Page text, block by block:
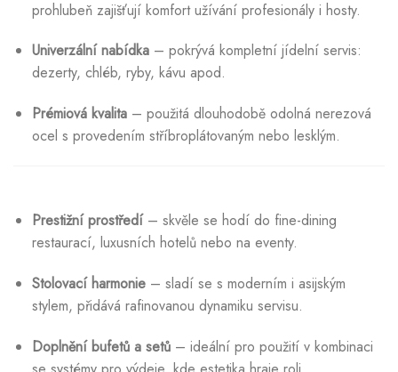
prohlubeň zajišťují komfort užívání profesionály i hosty.
Univerzální nabídka– pokrývá kompletní jídelní servis:
dezerty, chléb, ryby, kávu apod.
Prémiová kvalita– použitá dlouhodobě odolná nerezová
ocel s provedením stříbroplátovaným nebo lesklým.
Prestižní prostředí– skvěle se hodí do fine-dining
restaurací, luxusních hotelů nebo na eventy.
Stolovací harmonie– sladí se s moderním i asijským
stylem, přidává rafinovanou dynamiku servisu.
Doplnění bufetů a setů– ideální pro použití v kombinaci